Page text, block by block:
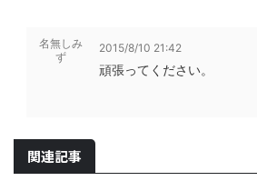
名無しみ
ず
2015/8/10 21:42
頑張ってください。
関連記事